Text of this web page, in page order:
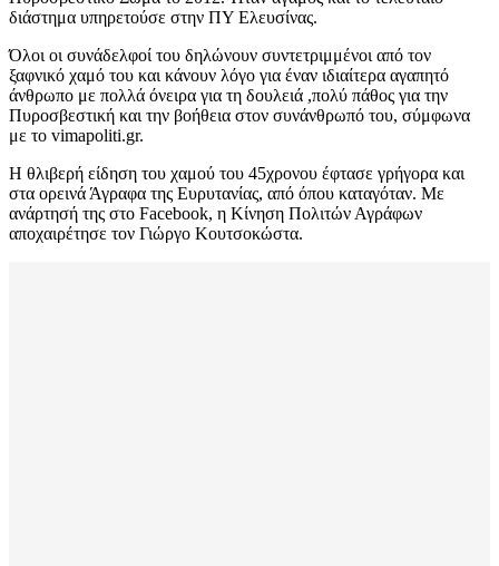
διάστημα υπηρετούσε στην ΠΥ Ελευσίνας.
Όλοι οι συνάδελφοί του δηλώνουν συντετριμμένοι από τον
ξαφνικό χαμό του και κάνουν λόγο για έναν ιδιαίτερα αγαπητό
άνθρωπο με πολλά όνειρα για τη δουλειά ,πολύ πάθος για την
Πυροσβεστική και την βοήθεια στον συνάνθρωπό του, σύμφωνα
με το vimapoliti.gr.
Η θλιβερή είδηση του χαμού του 45χρονου έφτασε γρήγορα και
στα ορεινά Άγραφα της Ευρυτανίας, από όπου καταγόταν. Με
ανάρτησή της στο Facebook, η Κίνηση Πολιτών Αγράφων
αποχαιρέτησε τον Γιώργο Κουτσοκώστα.